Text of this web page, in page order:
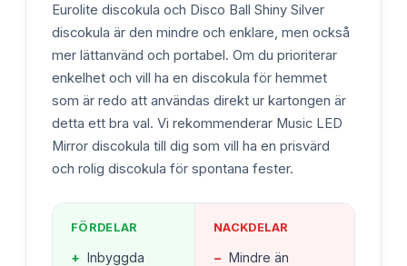
Eurolite discokula och Disco Ball Shiny Silver
discokula är den mindre och enklare, men också
mer lättanvänd och portabel. Om du prioriterar
enkelhet och vill ha en discokula för hemmet
som är redo att användas direkt ur kartongen är
detta ett bra val. Vi rekommenderar Music LED
Mirror discokula till dig som vill ha en prisvärd
och rolig discokula för spontana fester.
FÖRDELAR
+ Inbyggda
NACKDELAR
− Mindre än